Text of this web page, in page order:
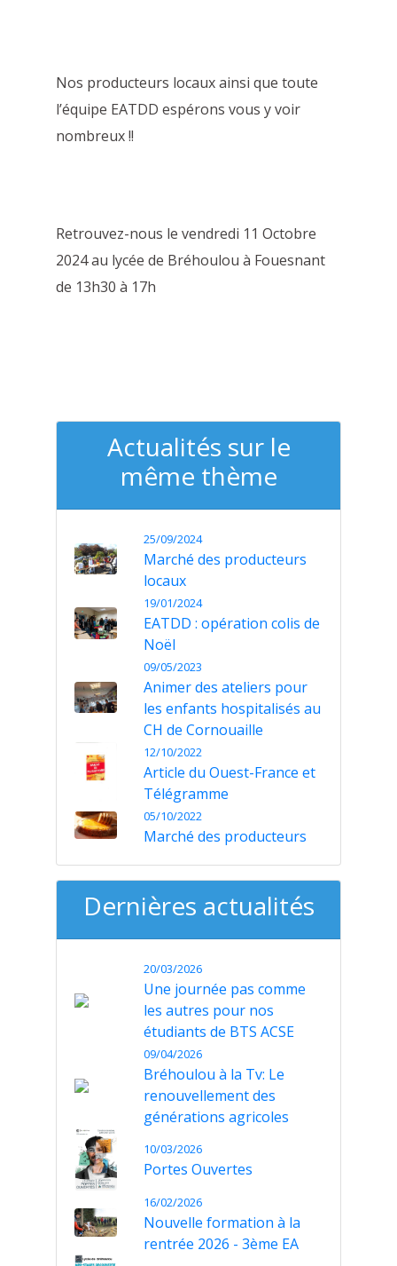
Nos producteurs locaux ainsi que toute
l’équipe EATDD espérons vous y voir
nombreux !!
Retrouvez-nous le vendredi 11 Octobre
2024 au lycée de Bréhoulou à Fouesnant
de 13h30 à 17h
Actualités sur le
même thème
25/09/2024
Marché des producteurs
locaux
19/01/2024
EATDD : opération colis de
Noël
09/05/2023
Animer des ateliers pour
les enfants hospitalisés au
CH de Cornouaille
12/10/2022
Article du Ouest-France et
Télégramme
05/10/2022
Marché des producteurs
Dernières actualités
20/03/2026
Une journée pas comme
les autres pour nos
étudiants de BTS ACSE
09/04/2026
Bréhoulou à la Tv: Le
renouvellement des
générations agricoles
10/03/2026
Portes Ouvertes
16/02/2026
Nouvelle formation à la
rentrée 2026 - 3ème EA